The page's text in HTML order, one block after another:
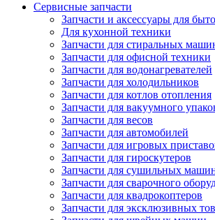
Сервисные запчасти
Запчасти и аксессуары для
Для кухонной техники
Запчасти для стиральных
Запчасти для офисной техники
Запчасти для водонагревателей
Запчасти для холодильников
Запчасти для котлов отопления
Запчасти для вакуумного
Запчасти для весов
Запчасти для автомобилей
Запчасти для игровых
Запчасти для гироскутеров
Запчасти для сушильных
Запчасти для сварочного
Запчасти для квадрокоптеров
Запчасти для эксклюзивных